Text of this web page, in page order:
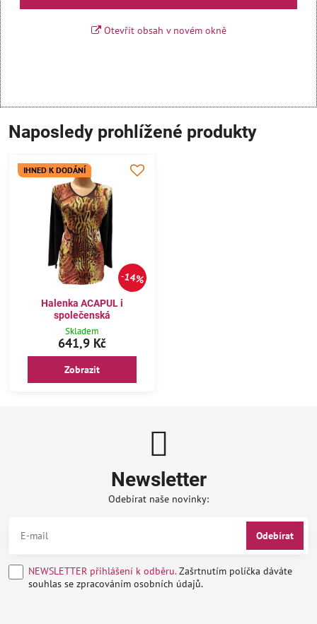
Otevřít obsah v novém okně
Naposledy prohlížené produkty
14%
IHNED K DODÁNÍ
Halenka ACAPUL i
společenská
Skladem
641,9 Kč
Zobrazit
Newsletter
Odebírat naše novinky:
Odebírat
NEWSLETTER přihlášení k odběru.Zašrtnutím políčka dáváte
souhlas se zpracováním osobních údajů.